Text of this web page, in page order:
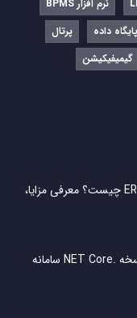
نرم افزار BPMS
پایگاه داده
پرتال
گیمیفیکیشن
برنامه‌ریزی منابع سازمانی یا ERP چیست؟ معرفی مزایا،
مراحل نهایی سازی و تست نسخه .NET Core سامانه